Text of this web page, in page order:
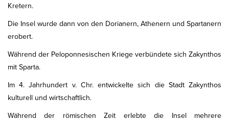
Kretern.
Die Insel wurde dann von den Dorianern, Athenern und Spartanern
erobert.
Während der Peloponnesischen Kriege verbündete sich Zakynthos
mit Sparta.
Im 4. Jahrhundert v. Chr. entwickelte sich die Stadt Zakynthos
kulturell und wirtschaftlich.
Während der römischen Zeit erlebte die Insel mehrere